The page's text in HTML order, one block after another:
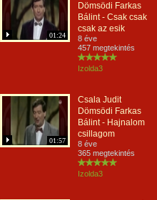
01:24
Dömsödi Farkas
Bálint - Csak csak
csak az esik
8 éve
457 megtekintés
Izolda3
01:57
Csala Judit
Dömsödi Farkas
Bálint - Hajnalom
csillagom
8 éve
365 megtekintés
Izolda3